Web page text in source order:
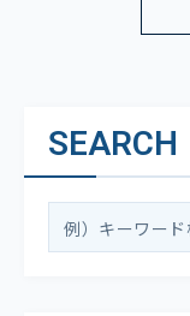
SEARCH